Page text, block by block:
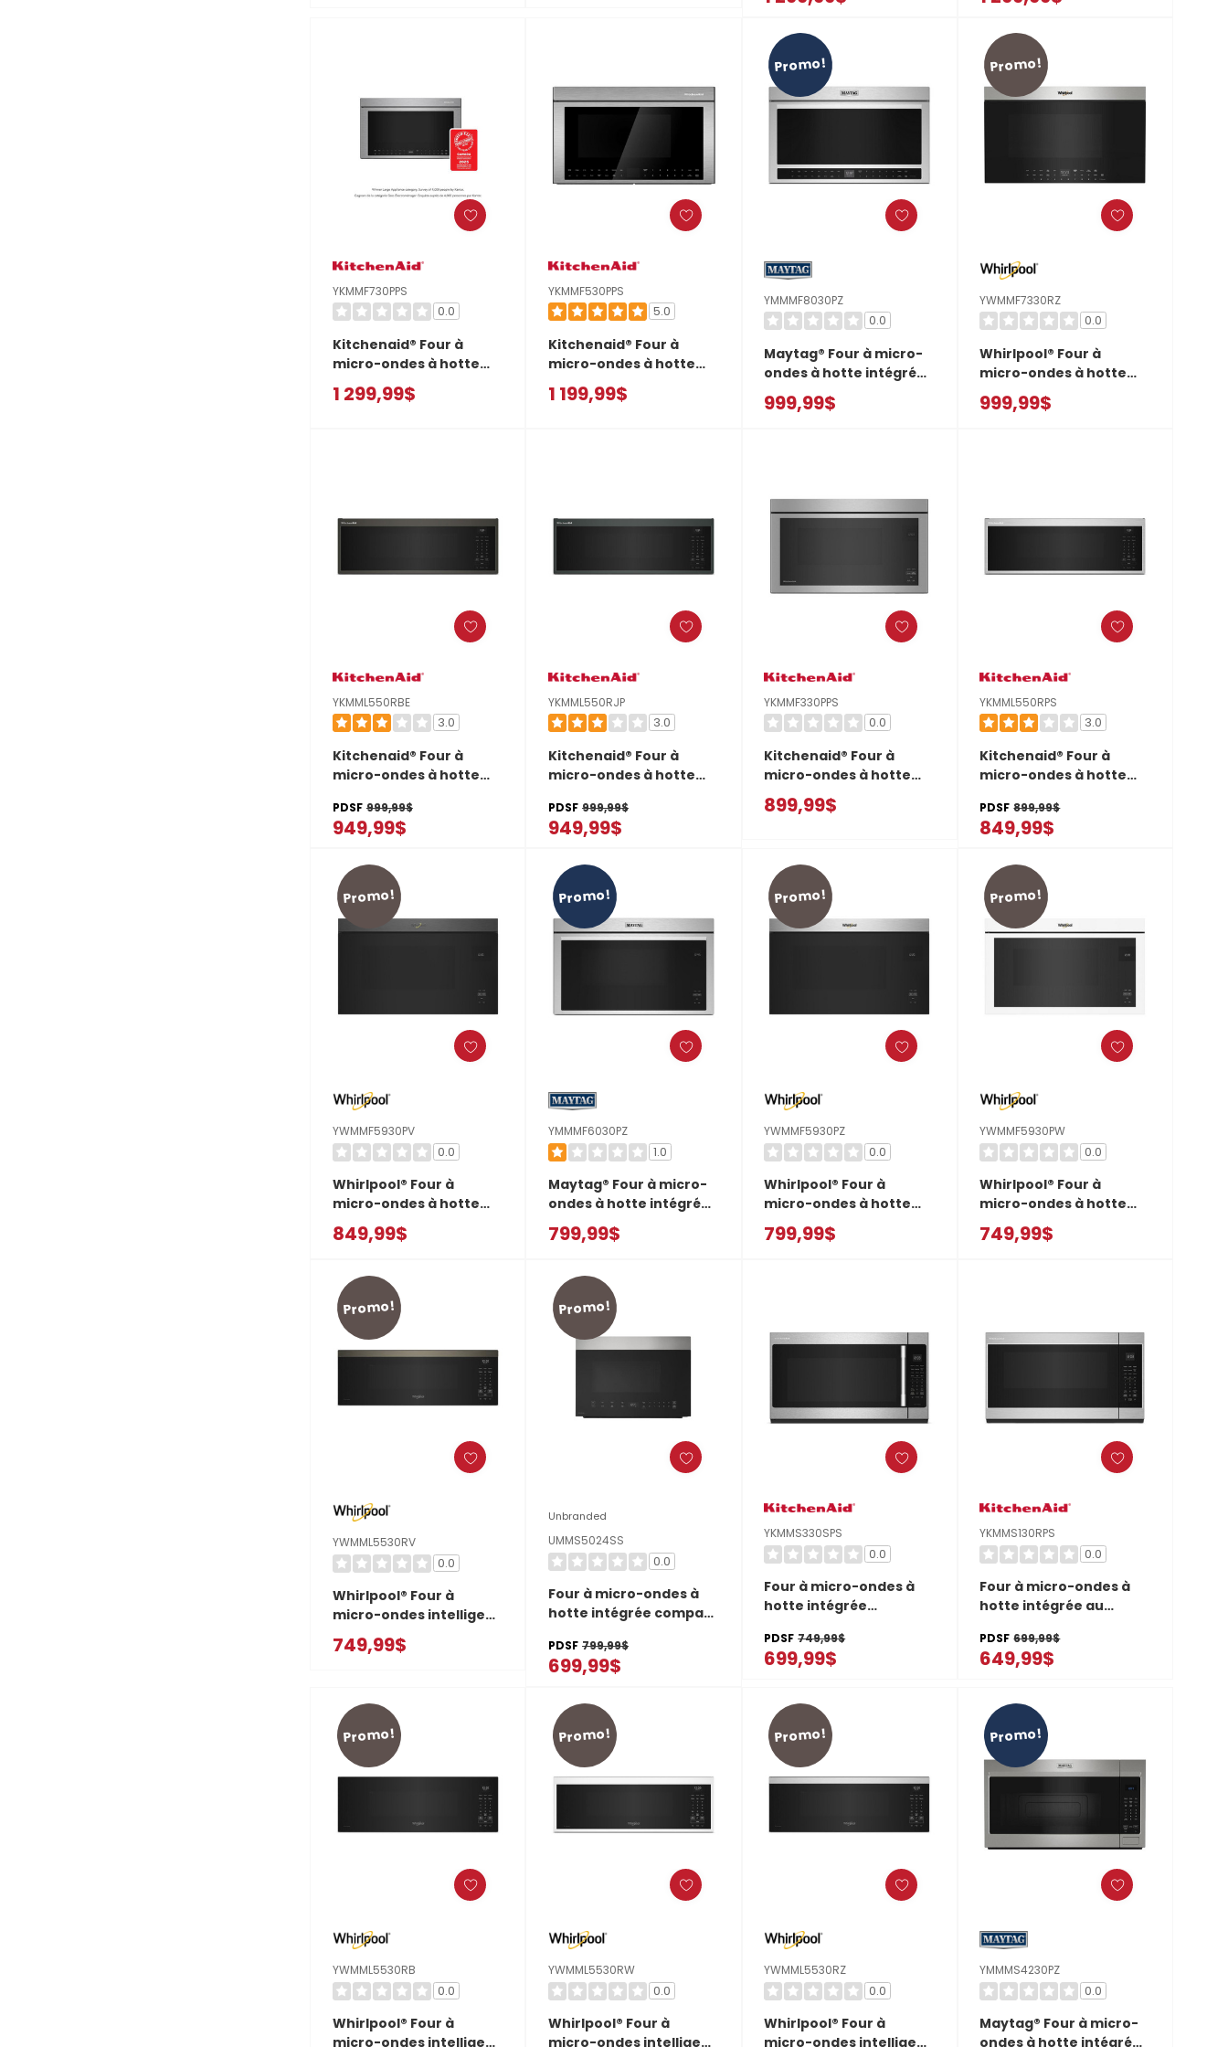
YKMMF730PPS
0.0
Kitchenaid® Four à
micro-ondes à hotte
intégrée multifonctions
avec modes de
1 299,99$
YKMMF530PPS
5.0
Kitchenaid® Four à
micro-ondes à hotte
intégrée multifonctions
au design encastré
1 199,99$
Promo!
YMMMF8030PZ
0.0
Maytag® Four à micro-
ondes à hotte intégrée
encastré affleurant
avec gril YMMMF8030PZ
999,99$
Promo!
YWMMF7330RZ
0.0
Whirlpool® Four à
micro-ondes à hotte
intégrée encastré au
design affleurant avec
999,99$
YKMML550RBE
3.0
Kitchenaid® Four à
micro-ondes à hotte
intelligent avec
ventilateur double
PDSF 999,99$
949,99$
YKMML550RJP
3.0
Kitchenaid® Four à
micro-ondes à hotte
intelligent avec
ventilateur double
PDSF 999,99$
949,99$
YKMMF330PPS
0.0
Kitchenaid® Four à
micro-ondes à hotte
intégrée encastré au
design affleurant
899,99$
YKMML550RPS
3.0
Kitchenaid® Four à
micro-ondes à hotte
intelligent avec
ventilateur double
PDSF 899,99$
849,99$
Promo!
YWMMF5930PV
0.0
Whirlpool® Four à
micro-ondes à hotte
intégrée affleurant
sans plateau tournant
849,99$
Promo!
YMMMF6030PZ
1.0
Maytag® Four à micro-
ondes à hotte intégrée
affleurant
YMMMF6030PZ
799,99$
Promo!
YWMMF5930PZ
0.0
Whirlpool® Four à
micro-ondes à hotte
intégrée affleurant
sans plateau tournant
799,99$
Promo!
YWMMF5930PW
0.0
Whirlpool® Four à
micro-ondes à hotte
intégrée affleurant
sans plateau tournant
749,99$
Promo!
YWMML5530RV
0.0
Whirlpool® Four à
micro-ondes intelligent
à hotte intégrée et
profil bas de 1,1 pi cu
YWMML5530RV
749,99$
Promo!
Unbranded
UMMS5024SS
0.0
Four à micro-ondes à
hotte intégrée compact
PDSF 799,99$
699,99$
YKMMS330SPS
0.0
Four à micro-ondes à
hotte intégrée
poignée - 2.1 pi cu
YKMMS330SPS
PDSF 749,99$
699,99$
YKMMS130RPS
0.0
Four à micro-ondes à
hotte intégrée au
affleurant* KitchenAid®
- 1.9 pi cu YKMMS130RPS
PDSF 699,99$
649,99$
Promo!
YWMML5530RB
0.0
Whirlpool® Four à
micro-ondes intelligent
Promo!
YWMML5530RW
0.0
Whirlpool® Four à
micro-ondes intelligent
Promo!
YWMML5530RZ
0.0
Whirlpool® Four à
micro-ondes intelligent
Promo!
YMMMS4230PZ
0.0
Maytag® Four à micro-
ondes à hotte intégrée